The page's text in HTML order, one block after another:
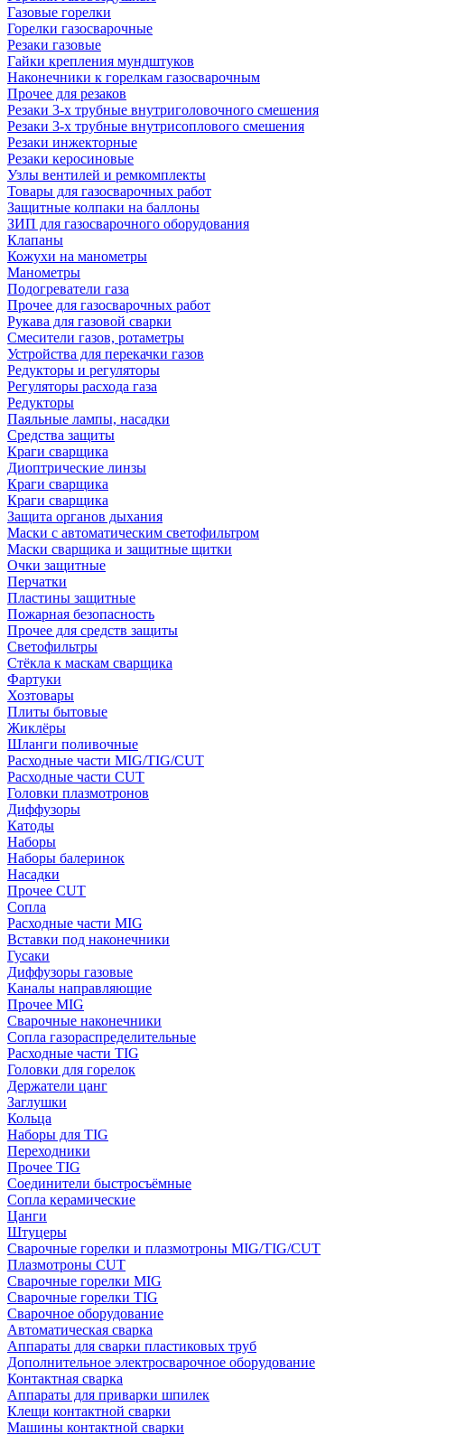
Газовые горелки
Горелки газосварочные
Резаки газовые
Гайки крепления мундштуков
Наконечники к горелкам газосварочным
Прочее для резаков
Резаки 3-х трубные внутриголовочного смешения
Резаки 3-х трубные внутрисоплового смешения
Резаки инжекторные
Резаки керосиновые
Узлы вентилей и ремкомплекты
Товары для газосварочных работ
Защитные колпаки на баллоны
ЗИП для газосварочного оборудования
Клапаны
Кожухи на манометры
Манометры
Подогреватели газа
Прочее для газосварочных работ
Рукава для газовой сварки
Смесители газов, ротаметры
Устройства для перекачки газов
Редукторы и регуляторы
Регуляторы расхода газа
Редукторы
Паяльные лампы, насадки
Средства защиты
Краги сварщика
Диоптрические линзы
Краги сварщика
Краги сварщика
Защита органов дыхания
Маски с автоматическим светофильтром
Маски сварщика и защитные щитки
Очки защитные
Перчатки
Пластины защитные
Пожарная безопасность
Прочее для средств защиты
Светофильтры
Стёкла к маскам сварщика
Фартуки
Хозтовары
Плиты бытовые
Жиклёры
Шланги поливочные
Расходные части MIG/TIG/CUT
Расходные части CUT
Головки плазмотронов
Диффузоры
Катоды
Наборы
Наборы балеринок
Насадки
Прочее CUT
Сопла
Расходные части MIG
Вставки под наконечники
Гусаки
Диффузоры газовые
Каналы направляющие
Прочее MIG
Сварочные наконечники
Сопла газораспределительные
Расходные части TIG
Головки для горелок
Держатели цанг
Заглушки
Кольца
Наборы для TIG
Переходники
Прочее TIG
Соединители быстросъёмные
Сопла керамические
Цанги
Штуцеры
Сварочные горелки и плазмотроны MIG/TIG/CUT
Плазмотроны CUT
Сварочные горелки MIG
Сварочные горелки TIG
Сварочное оборудование
Автоматическая сварка
Аппараты для сварки пластиковых труб
Дополнительное электросварочное оборудование
Контактная сварка
Аппараты для приварки шпилек
Клещи контактной сварки
Машины контактной сварки